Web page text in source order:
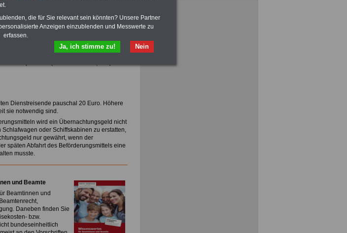
(HmbRKG)
Dienstreisende pauschal 20 Euro. Höhere
sie notwendig sind.
wird ein Übernachtungsgeld nicht
oder Schiffskabinen zu erstatten,
nur gewährt, wenn der
späten Abfahrt des Beförderungsmittels eine
musste.
und Beamte
Beamtinnen und
Daneben finden Sie
bzw.
bundeseinheitlich
>>>
die für Sie relevant sein könnten? Unsere Partner
Anzeigen einzublenden und Messwerte zu
erfassen.
Nein
Ja, ich stimme zu!